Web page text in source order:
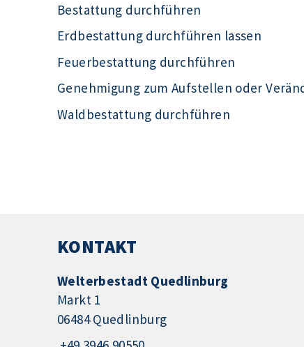
Bestattung durchführen
Erdbestattung durchführen lassen
Feuerbestattung durchführen
Genehmigung zum Aufstellen oder
Waldbestattung durchführen
KONTAKT
Welterbestadt Quedlinburg
Markt 1
06484 Quedlinburg